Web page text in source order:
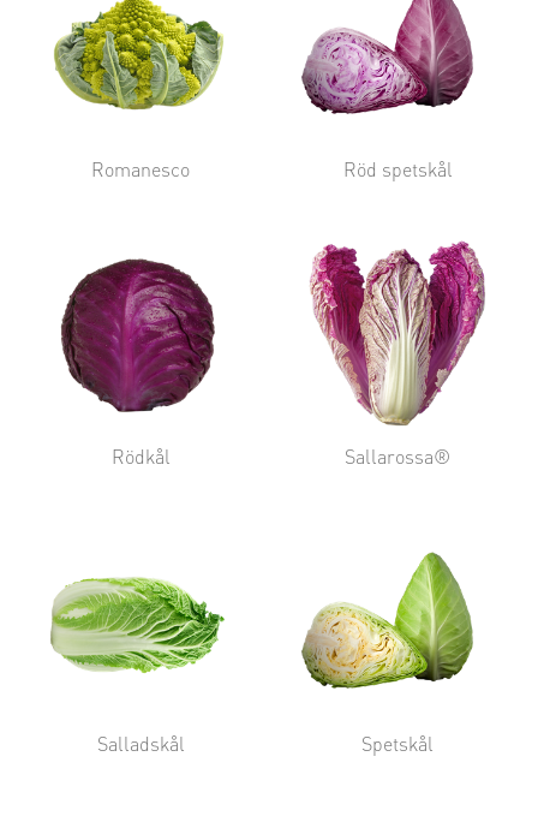
Romanesco Röd spetskål
Rödkål Sallarossa®
Salladskål Spetskål